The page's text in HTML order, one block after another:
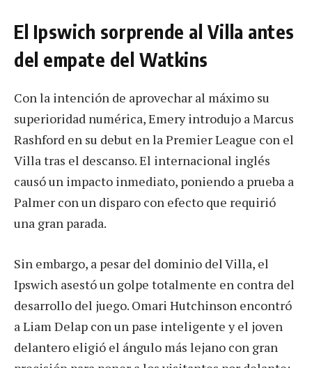
El Ipswich sorprende al Villa antes
del empate del Watkins
Con la intención de aprovechar al máximo su
superioridad numérica, Emery introdujo a Marcus
Rashford en su debut en la Premier League con el
Villa tras el descanso. El internacional inglés
causó un impacto inmediato, poniendo a prueba a
Palmer con un disparo con efecto que requirió
una gran parada.
Sin embargo, a pesar del dominio del Villa, el
Ipswich asestó un golpe totalmente en contra del
desarrollo del juego. Omari Hutchinson encontró
a Liam Delap con un pase inteligente y el joven
delantero eligió el ángulo más lejano con gran